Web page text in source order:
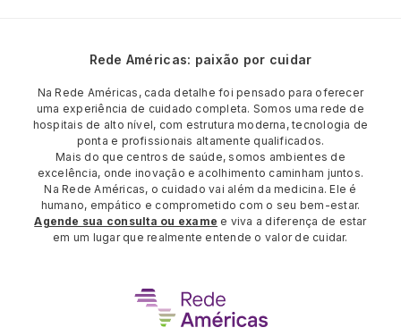
Rede Américas: paixão por cuidar
Na Rede Américas, cada detalhe foi pensado para oferecer
uma experiência de cuidado completa. Somos uma rede de
hospitais de alto nível, com estrutura moderna, tecnologia de
ponta e profissionais altamente qualificados.
Mais do que centros de saúde, somos ambientes de
excelência, onde inovação e acolhimento caminham juntos.
Na Rede Américas, o cuidado vai além da medicina. Ele é
humano, empático e comprometido com o seu bem-estar.
Agende sua consulta ou exame e viva a diferença de estar
em um lugar que realmente entende o valor de cuidar.